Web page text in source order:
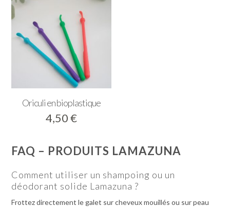
Oriculi en bioplastique
4,50€
FAQ – PRODUITS LAMAZUNA
Comment utiliser un shampoing ou un
déodorant solide Lamazuna ?
Frottez directement le galet sur cheveux mouillés ou sur peau